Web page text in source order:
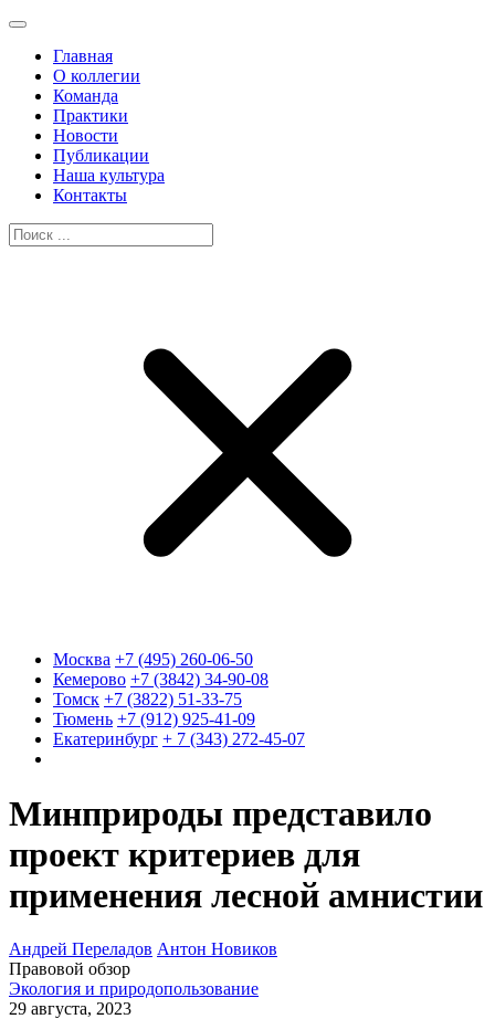
Главная
О коллегии
Команда
Практики
Новости
Публикации
Наша культура
Контакты
Москва +7 (495) 260-06-50
Кемерово +7 (3842) 34-90-08
Томск +7 (3822) 51-33-75
Тюмень +7 (912) 925-41-09
Екатеринбург + 7 (343) 272-45-07
Минприроды представило
проект критериев для
применения лесной амнистии
Андрей Переладов Антон Новиков
Правовой обзор
Экология и природопользование
29 августа, 2023